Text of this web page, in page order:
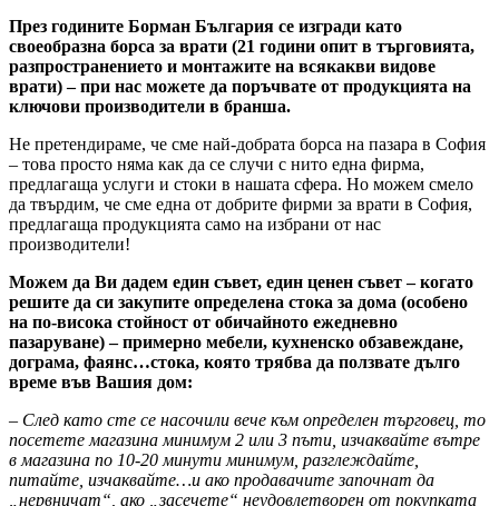
През годините Борман България се изгради като
своеобразна борса за врати (21 години опит в търговията,
разпространението и монтажите на всякакви видове
врати) – при нас можете да поръчвате от продукцията на
ключови производители в бранша.
Не претендираме, че сме най-добрата борса на пазара в София
– това просто няма как да се случи с нито една фирма,
предлагаща услуги и стоки в нашата сфера. Но можем смело
да твърдим, че сме една от добрите фирми за врати в София,
предлагаща продукцията само на избрани от нас
производители!
Можем да Ви дадем един съвет, един ценен съвет – когато
решите да си закупите определена стока за дома (особено
на по-висока стойност от обичайното ежедневно
пазаруване) – примерно мебели, кухненско обзавеждане,
дограма, фаянс…стока, която трябва да ползвате дълго
време във Вашия дом:
– След като сте се насочили вече към определен търговец, то
посетете магазина минимум 2 или 3 пъти, изчаквайте вътре
в магазина по 10-20 минути минимум, разглеждайте,
питайте, изчаквайте…и ако продавачите започнат да
„нервничат“, ако „засечете“ неудовлетворен от покупката